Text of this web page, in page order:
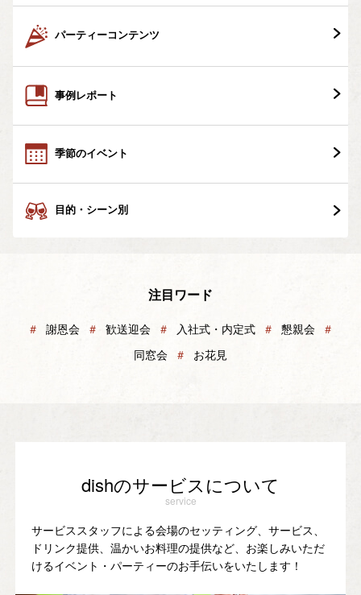
パーティーコンテンツ
事例レポート
季節のイベント
目的・シーン別
注目ワード
＃ 謝恩会 ＃ 歓送迎会 ＃ 入社式・内定式 ＃ 懇親会 ＃
同窓会 ＃ お花見
dishのサービスについて
service
サービススタッフによる会場のセッティング、サービス、
ドリンク提供、温かいお料理の提供など、お楽しみいただ
けるイベント・パーティーのお手伝いをいたします！